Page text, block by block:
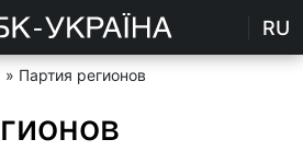
RU
» Партия регионов